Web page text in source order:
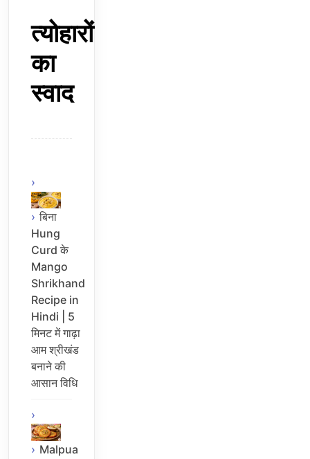
त्योहारों
का
स्वाद
बिना
Hung
Curd के
Mango
Shrikhand
Recipe in
Hindi | 5
मिनट में गाढ़ा
आम श्रीखंड
बनाने की
आसान विधि
Malpua